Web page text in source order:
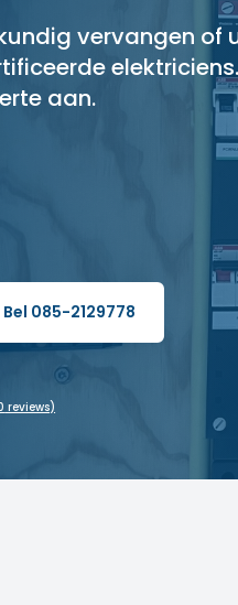
vervangen of
aan.
Bel 085-2129778
reviews)